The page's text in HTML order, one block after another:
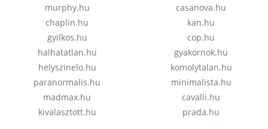
murphy.hu
chaplin.hu
gyilkos.hu
halhatatlan.hu
helyszinelo.hu
paranormalis.hu
madmax.hu
kivalasztott.hu
casanova.hu
kan.hu
cop.hu
gyakornok.hu
komolytalan.hu
minimalista.hu
cavalli.hu
prada.hu